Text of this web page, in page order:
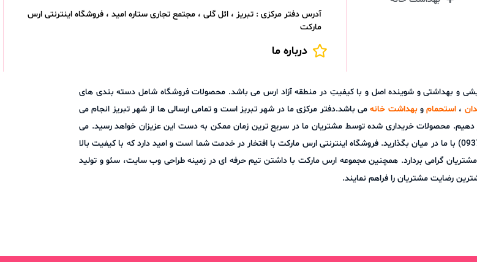
آدرس دفتر مرکزی : تبریز ، ائل گلی ، مجتمع تجاری ستاره امید ، فروشگاه اینترنتی ارس
مارکت
درباره ما
و بهداشتی و شوینده اصل و با کیفیتِ در منطقه آزاد ارس می باشد. محصولات فروشگاه شامل دسته بندی های
، استحماموبهداشت خانهمی باشد.دفتر مرکزی ما در شهر تبریز است و تمامی ارسالی ها از شهر تبریز انجام می
دهیم. محصولات خریداری شده توسط مشتریان ما در سریع ترین زمان ممکن به دست این عزیزان خواهد رسید. می
توانید هر گونه نظر، پیشنهاد و یا سوالات خود را از طریق پشتیبانی آنلاین مجموعه (09375309238) با ما در میان بگذارید. فروشگاه اینترنتی ارس مارکت با افتخار در خدمت شما است و امید دارد که با کیفیت بالا
گرامی بردارد. همچنین مجموعه ارس مارکت با داشتن تیم حرفه ای در زمینه طراحی وب سایت، سئو و تولید
رضایت مشتریان را فراهم نمایند.